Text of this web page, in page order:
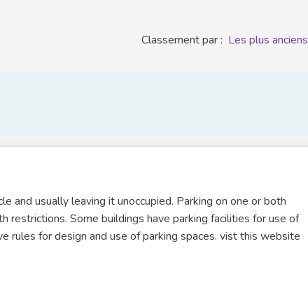
Classement par : Les plus anciens
and usually leaving it unoccupied. Parking on one or both
Some buildings have parking facilities for use of
rules for design and use of parking spaces. vist this website